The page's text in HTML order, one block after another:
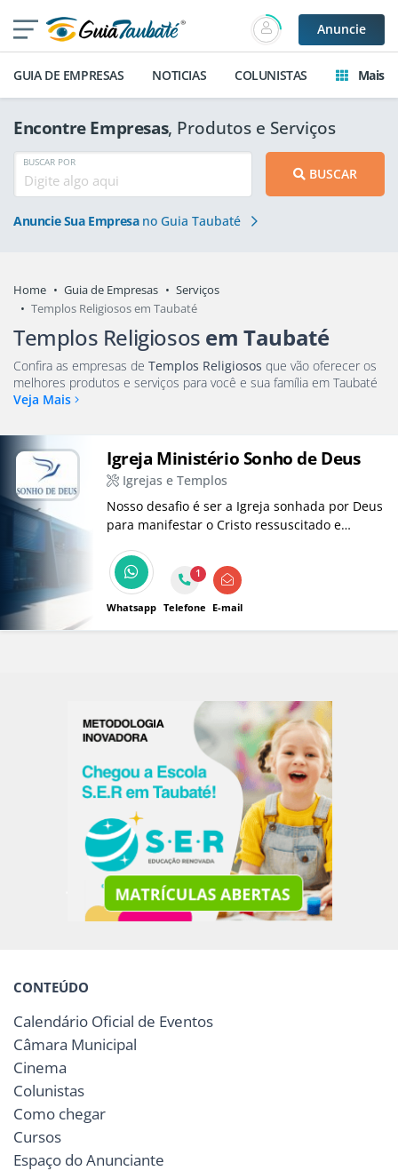
Anuncie
GUIA DE EMPRESAS NOTICIAS COLUNISTAS Mais
Encontre Empresas, Produtos e Serviços
BUSCAR POR
BUSCAR
Anuncie Sua Empresano Guia Taubaté
Home Guia de Empresas
Serviços
Templos Religiosos em Taubaté
Templos Religiosos em Taubaté
Confira as empresas de Templos Religiosos que vão oferecer os
melhores produtos e serviços para você e sua família em Taubaté
Veja Mais
Igreja Ministério Sonho de Deus
Igrejas e Templos
Nosso desafio é ser a Igreja sonhada por Deus
para manifestar o Cristo ressuscitado e
Whatsapp
1
Telefone E-mail
CONTEÚDO
Calendário Oficial de Eventos
Câmara Municipal
Cinema
Colunistas
Como chegar
Cursos
Espaço do Anunciante